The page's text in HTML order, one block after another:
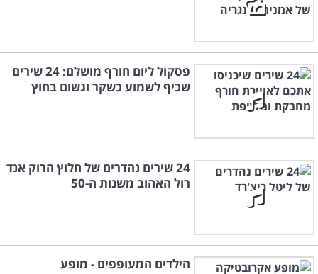
פסקול ליום חורף מושלם: 24 שירים
שכיף לשמוע כשקר וגשום בחוץ
24 שירים נהדרים של חלוץ הרוק אנד
רול האהוב משנות ה-50
הילדים המעופפים - מופע